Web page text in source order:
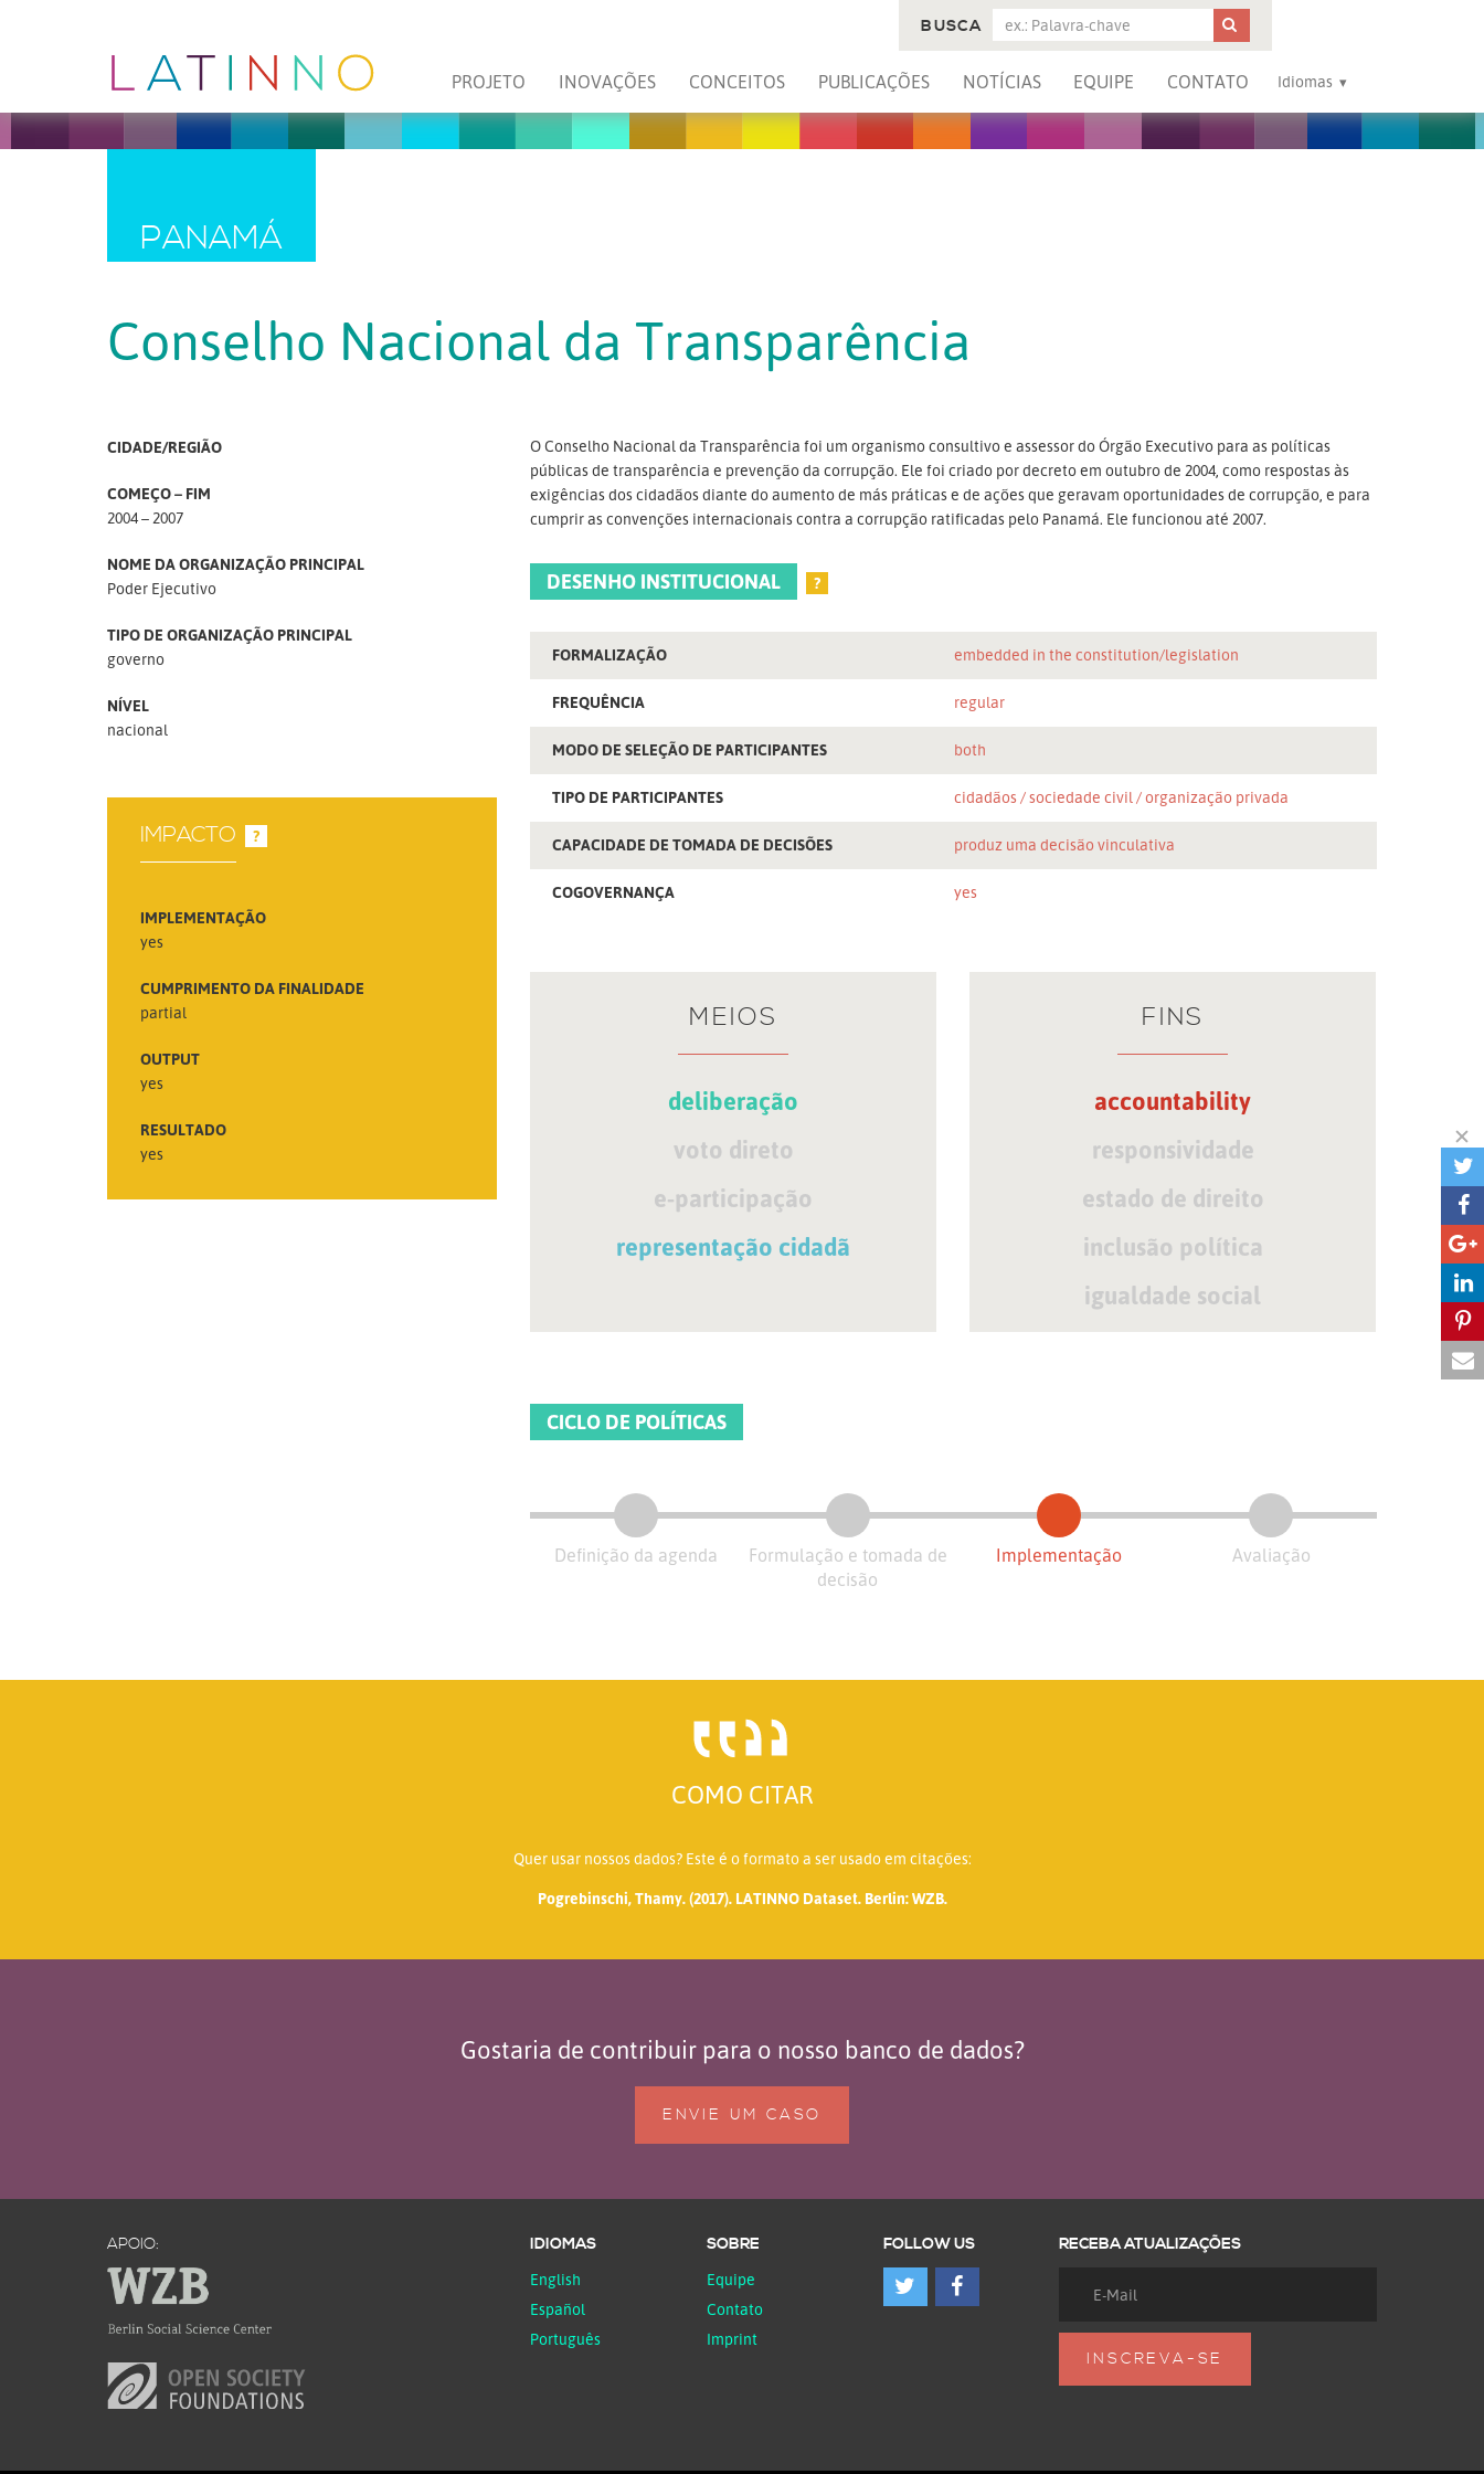
PROJETO INOVAÇÕES CONCEITOS PUBLICAÇÕES NOTÍCIAS EQUIPE CONTATO Idiomas
BUSCA
PANAMÁ
Conselho Nacional da Transparência
CIDADE/REGIÃO
COMEÇO – FIM
2004 – 2007
NOME DA ORGANIZAÇÃO PRINCIPAL
Poder Ejecutivo
TIPO DE ORGANIZAÇÃO PRINCIPAL
governo
NÍVEL
nacional
IMPACTO ?
IMPLEMENTAÇÃO
yes
CUMPRIMENTO DA FINALIDADE
partial
OUTPUT
yes
RESULTADO
yes
O Conselho Nacional da Transparência foi um organismo consultivo e assessor do Órgão Executivo para as políticas
públicas de transparência e prevenção da corrupção. Ele foi criado por decreto em outubro de 2004, como respostas às
exigências dos cidadãos diante do aumento de más práticas e de ações que geravam oportunidades de corrupção, e para
cumprir as convenções internacionais contra a corrupção ratificadas pelo Panamá. Ele funcionou até 2007.
DESENHO INSTITUCIONAL ?
FORMALIZAÇÃO embedded in the constitution/legislation
FREQUÊNCIA regular
MODO DE SELEÇÃO DE PARTICIPANTES both
TIPO DE PARTICIPANTES cidadãos sociedade civil organização privada
CAPACIDADE DE TOMADA DE DECISÕES produz uma decisão vinculativa
COGOVERNANÇA yes
MEIOS
deliberação
voto direto
e-participação
representação cidadã
FINS
accountability
responsividade
estado de direito
inclusão política
igualdade social
CICLO DE POLÍTICAS
Definição da agenda
Formulação e tomada de
decisão
Implementação Avaliação
COMO CITAR
Quer usar nossos dados? Este é o formato a ser usado em citações:
Pogrebinschi, Thamy. (2017). LATINNO Dataset. Berlin: WZB.
Gostaria de contribuir para o nosso banco de dados?
ENVIE UM CASO
APOIO: IDIOMAS
English
Español
Português
SOBRE
Equipe
Contato
Imprint
FOLLOW US RECEBA ATUALIZAÇÕES